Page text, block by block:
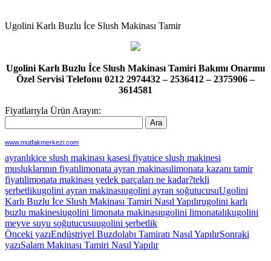
Ugolini Karlı Buzlu İce Slush Makinası Tamir
Ugolini Karlı Buzlu İce Slush Makinası Tamiri Bakımı Onarımı
Özel Servisi Telefonu 0212 2974432 – 2536412 – 2375906 –
3614581
Fiyatlarıyla Ürün Arayın:
www.mutfakmerkezi.com
ayranlıkice slush makinası kasesi fiyatıice slush makinesi
musluklarının fiyatılimonata ayran makinasılimonata kazanı tamir
fiyatılimonata makinası yedek parçaları ne kadar?tekli
şerbetlikugolini ayran makinasıugolini ayran soğutucusuUgolini
Karlı Buzlu İce Slush Makinası Tamiri Nasıl Yapılırugolini karlı
buzlu makinesiugolini limonata makinasıugolini limonatalıkugolini
meyve suyu soğutucusuugolini şerbetlik
Yazı
dolaşımı
Önceki yazıEndüstriyel Buzdolabı Tamiratı Nasıl YapılırSonraki
yazıSalam Makinası Tamiri Nasıl Yapılır